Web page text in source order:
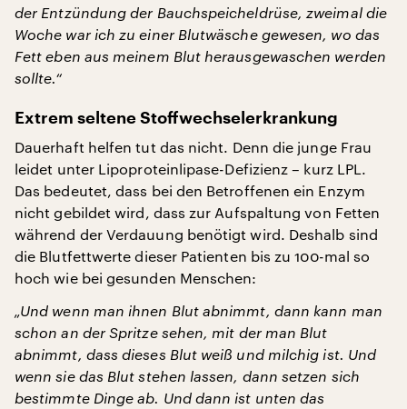
der Entzündung der Bauchspeicheldrüse, zweimal die
Woche war ich zu einer Blutwäsche gewesen, wo das
Fett eben aus meinem Blut herausgewaschen werden
sollte.“
Extrem seltene Stoffwechselerkrankung
Dauerhaft helfen tut das nicht. Denn die junge Frau
leidet unter Lipoproteinlipase-Defizienz – kurz LPL.
Das bedeutet, dass bei den Betroffenen ein Enzym
nicht gebildet wird, dass zur Aufspaltung von Fetten
während der Verdauung benötigt wird. Deshalb sind
die Blutfettwerte dieser Patienten bis zu 100-mal so
hoch wie bei gesunden Menschen:
„Und wenn man ihnen Blut abnimmt, dann kann man
schon an der Spritze sehen, mit der man Blut
abnimmt, dass dieses Blut weiß und milchig ist. Und
wenn sie das Blut stehen lassen, dann setzen sich
bestimmte Dinge ab. Und dann ist unten das